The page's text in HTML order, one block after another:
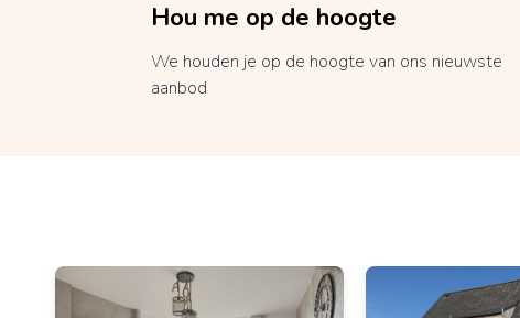
Hou me op de hoogte
We houden je op de hoogte van ons nieuwste
aanbod